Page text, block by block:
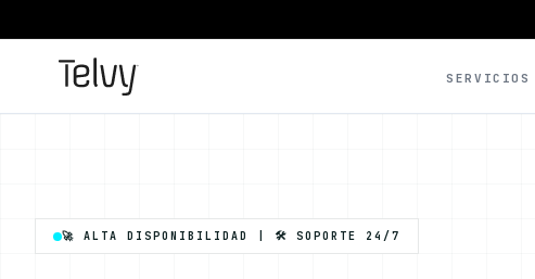
SERVICIOS
🚀 ALTA DISPONIBILIDAD | 🛠️ SOPORTE 24/7